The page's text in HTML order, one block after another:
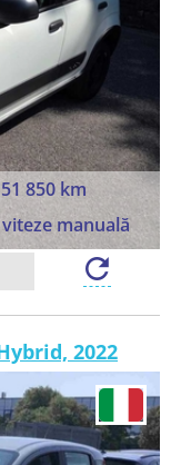
51 850 km
manuală
2022